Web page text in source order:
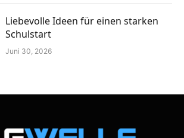
Liebevolle Ideen für einen starken
Schulstart
Juni 30, 2026